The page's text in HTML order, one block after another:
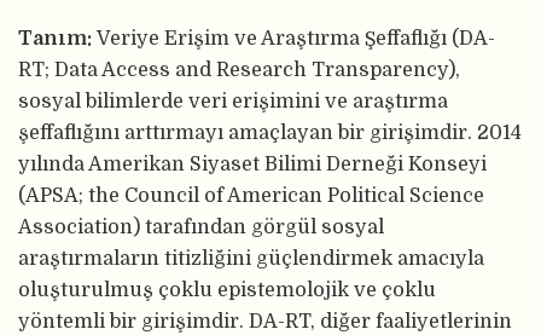
Tanım: Veriye Erişim ve Araştırma Şeffaflığı (DA-
RT; Data Access and Research Transparency),
sosyal bilimlerde veri erişimini ve araştırma
şeffaflığını arttırmayı amaçlayan bir girişimdir. 2014
yılında Amerikan Siyaset Bilimi Derneği Konseyi
(APSA; the Council of American Political Science
Association) tarafından görgül sosyal
araştırmaların titizliğini güçlendirmek amacıyla
oluşturulmuş çoklu epistemolojik ve çoklu
yöntemli bir girişimdir. DA-RT, diğer faaliyetlerinin